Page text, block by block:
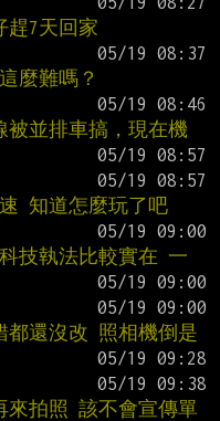
7天回家
麼難嗎？
並排車搞，現在機
知道怎麼玩了吧
技執法比較實在 一
都還沒改 照相機倒是
來拍照 該不會宣傳單